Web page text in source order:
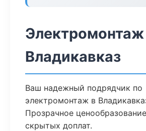
Электромонтаж
Владикавказ
Ваш надежный подрядчик по
электромонтаж в
Прозрачное
скрытых доплат.